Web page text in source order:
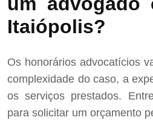
Itaiópolis?
Os honorários advocatícios
complexidade do caso, a
os serviços prestados.
para solicitar um orçamento